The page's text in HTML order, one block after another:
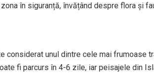
în siguranță, învățând despre flora și
considerat unul dintre cele mai frumoase
fi parcurs în 4-6 zile, iar peisajele din